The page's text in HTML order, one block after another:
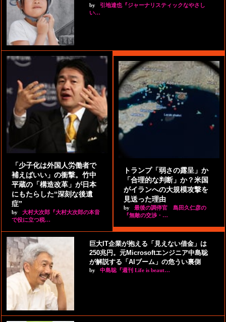
by
引地達也『ジャーナリスティックなやさし
い…
「少子化は外国人労働者で
補えばいい」の衝撃。竹中
平蔵の「構造改革」が日本
にもたらした“深刻な後遺
症”
by
大村大次郎『大村大次郎の本音
で役に立つ税…
トランプ「弱さの露呈」か
「合理的な判断」か？米国
がイランへの大規模攻撃を
見送った理由
by
最後の調停官 島田久仁彦の
『無敵の交渉・…
巨大IT企業が抱える「見えない借金」は
250兆円。元Microsoftエンジニア中島聡
が解説する「AIブーム」の危うい裏側
by 中島聡『週刊 Life is beaut…